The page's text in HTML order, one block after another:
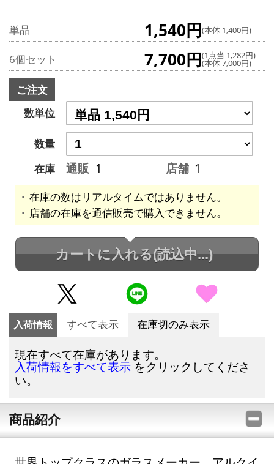
単品 1,540円(本体 1,400円)
6個セット 7,700円(1点当 1,282円)
(本体 7,000円)
ご注文
数単位
数量
在庫
通販 1 店舗 1
在庫の数はリアルタイムではありません。
店舗の在庫を通信販売で購入できません。
カートに入れる(読込中...)
入荷情報 すべて表示 在庫切のみ表示
現在すべて在庫があります。
入荷情報をすべて表示 をクリックしてくださ
い。
商品紹介